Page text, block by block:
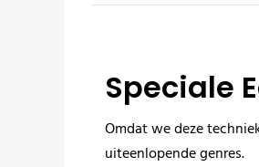
Speciale
Omdat we deze
uiteenlopende genres.